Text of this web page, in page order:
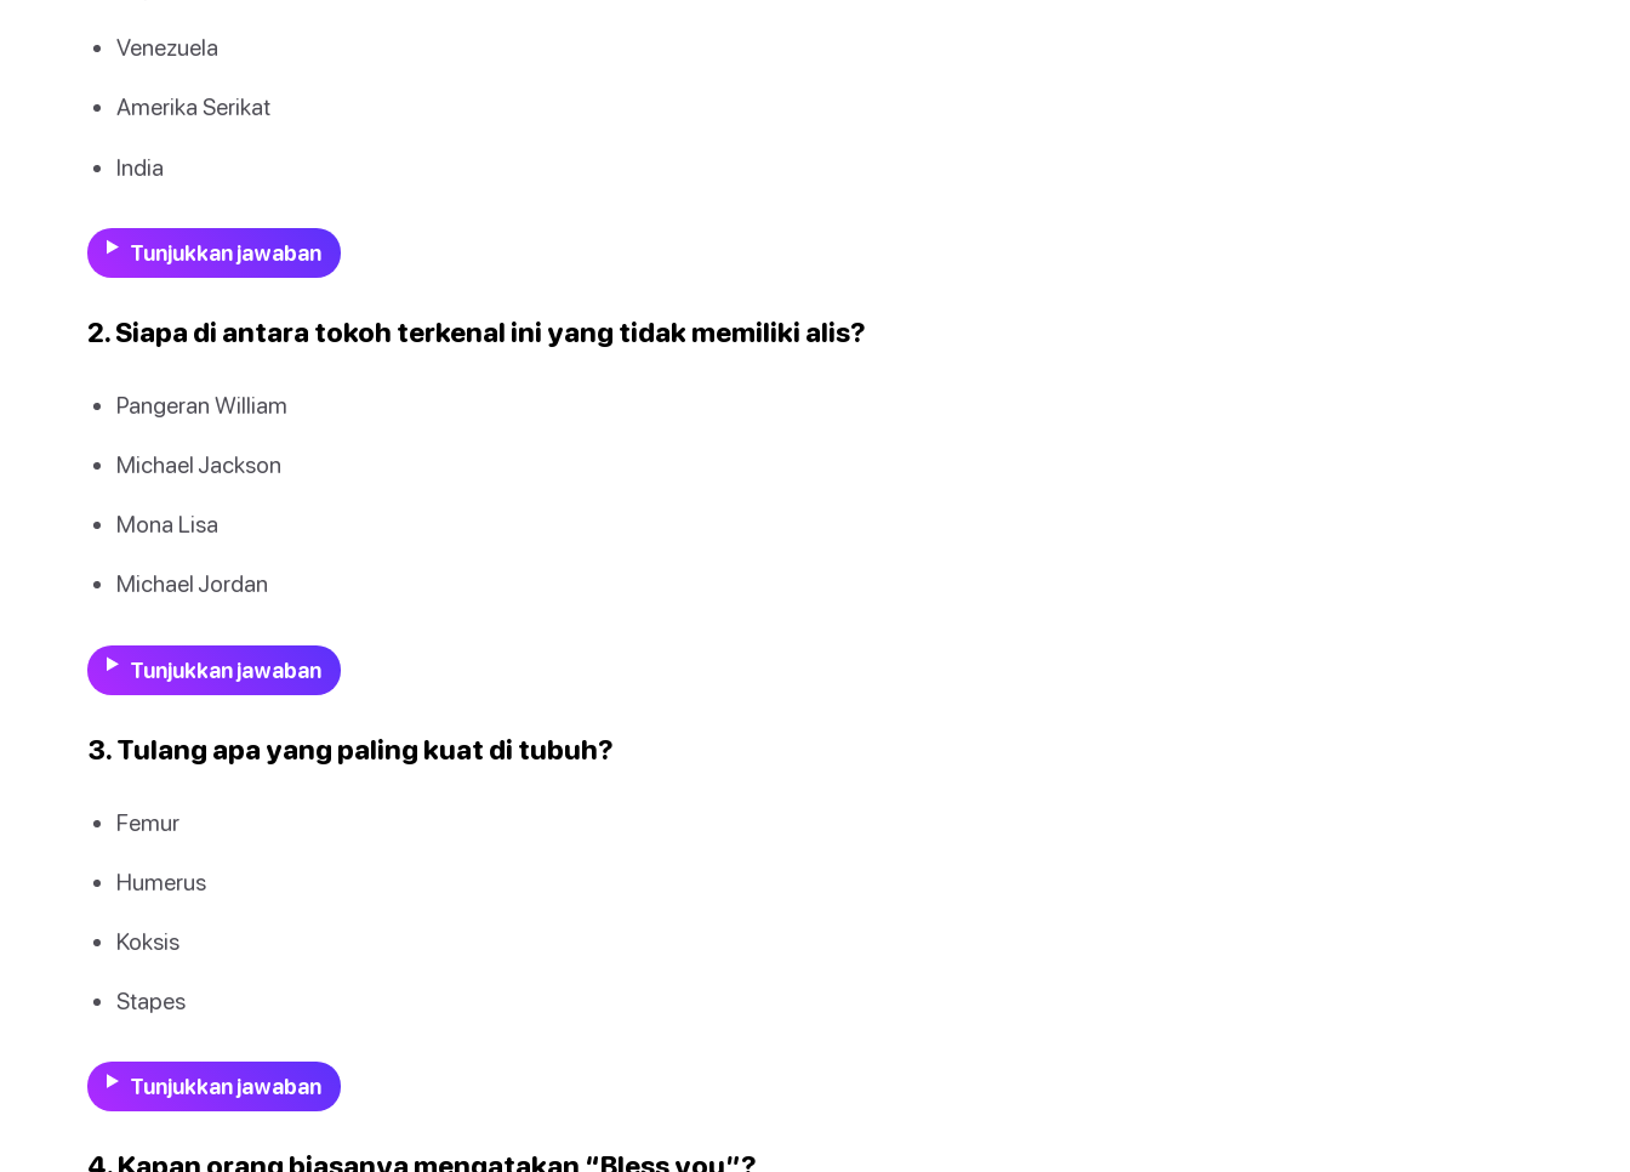
Venezuela
Amerika Serikat
India
Tunjukkan jawaban
2. Siapa di antara tokoh terkenal ini yang tidak memiliki alis?
Pangeran William
Michael Jackson
Mona Lisa
Michael Jordan
Tunjukkan jawaban
3. Tulang apa yang paling kuat di tubuh?
Femur
Humerus
Koksis
Stapes
Tunjukkan jawaban